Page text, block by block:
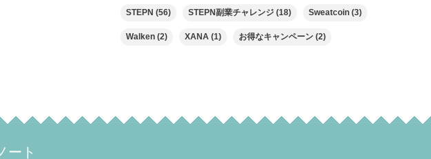
STEPN (56) STEPN副業チャレンジ (18) Sweatcoin (3)
Walken (2) XANA (1) お得なキャンペーン (2)
ート